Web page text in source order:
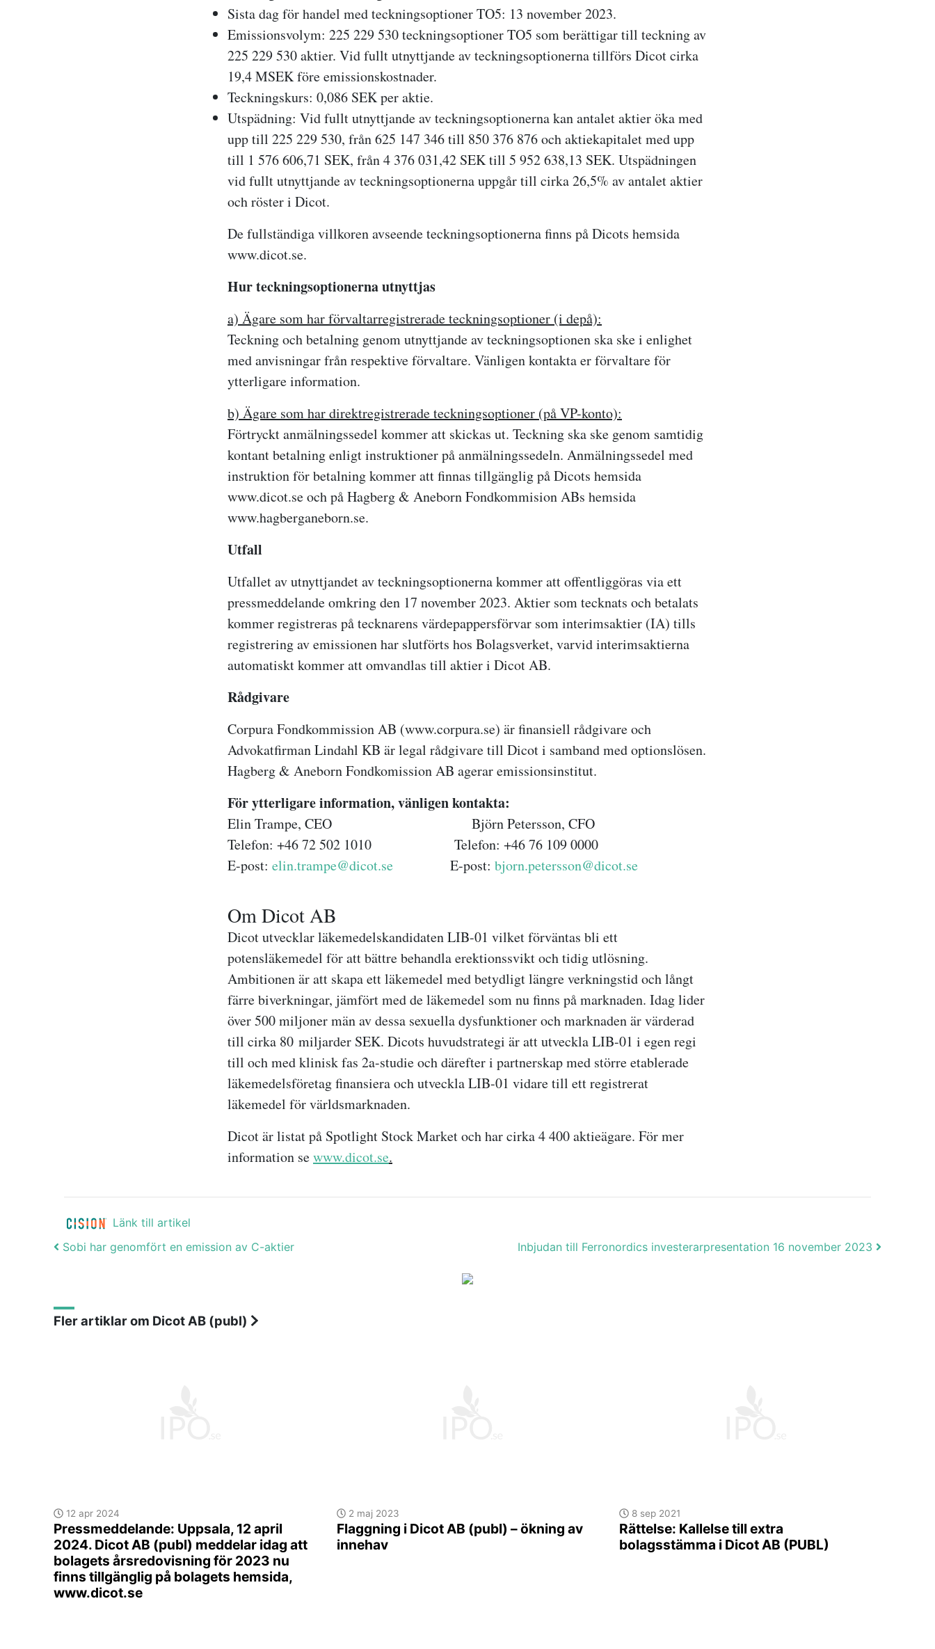
Sista dag för handel med teckningsoptioner TO5: 13 november 2023.
Emissionsvolym: 225 229 530 teckningsoptioner TO5 som berättigar till teckning av
225 229 530 aktier. Vid fullt utnyttjande av teckningsoptionerna tillförs Dicot cirka
19,4 MSEK före emissionskostnader.
Teckningskurs: 0,086 SEK per aktie.
Utspädning: Vid fullt utnyttjande av teckningsoptionerna kan antalet aktier öka med
upp till 225 229 530, från 625 147 346 till 850 376 876 och aktiekapitalet med upp
till 1 576 606,71 SEK, från4 376 031,42 SEK till 5 952 638,13 SEK. Utspädningen
vid fullt utnyttjande av teckningsoptionerna uppgår till cirka 26,5% av antalet aktier
och röster i Dicot.
De fullständiga villkoren avseende teckningsoptionerna finns på Dicots hemsida
www.dicot.se.
Hur teckningsoptionerna utnyttjas
a) Ägare som har förvaltarregistrerade teckningsoptioner (i depå):
Teckning och betalning genom utnyttjande av teckningsoptionen ska ske i enlighet
med anvisningar från respektive förvaltare. Vänligen kontakta er förvaltare för
ytterligare information.
b) Ägare som har direktregistrerade teckningsoptioner (på VP-konto):
Förtryckt anmälningssedel kommer att skickas ut. Teckning ska ske genom samtidig
kontant betalning enligt instruktioner på anmälningssedeln. Anmälningssedel med
instruktion för betalning kommer att finnas tillgänglig på Dicots hemsida
www.dicot.se och på Hagberg & Aneborn Fondkommision ABs hemsida
www.hagberganeborn.se.
Utfall
Utfallet av utnyttjandet av teckningsoptionerna kommer att offentliggöras via ett
pressmeddelande omkring den 17 november 2023. Aktier som tecknats och betalats
kommer registreras på tecknarens värdepappersförvar som interimsaktier (IA) tills
registrering av emissionen har slutförts hos Bolagsverket, varvid interimsaktierna
automatiskt kommer att omvandlas till aktier i Dicot AB.
Rådgivare
Corpura Fondkommission AB (www.corpura.se) är finansiell rådgivare och
Advokatfirman Lindahl KB är legal rådgivare till Dicot i samband med optionslösen.
Hagberg & Aneborn Fondkomission AB agerar emissionsinstitut.
För ytterligare information, vänligen kontakta:
Elin Trampe, CEO Björn Petersson, CFO
Telefon: +46 72 502 1010 Telefon: +46 76 109 0000
E-post: elin.trampe@dicot.se E-post: bjorn.petersson@dicot.se
Om Dicot AB
Dicot utvecklar läkemedelskandidaten LIB-01 vilket förväntas bli ett
potensläkemedel för att bättre behandla erektionssvikt och tidig utlösning.
Ambitionen är att skapa ett läkemedel med betydligt längre verkningstid och långt
färre biverkningar, jämfört med de läkemedel som nu finns på marknaden. Idag lider
över 500 miljoner män av dessa sexuella dysfunktioner och marknaden är värderad
till cirka 80 miljarder SEK. Dicots huvudstrategi är att utveckla LIB-01 i egen regi
till och med klinisk fas 2a-studie och därefter i partnerskap med större etablerade
läkemedelsföretag finansiera och utveckla LIB-01 vidare till ett registrerat
läkemedel för världsmarknaden.
Dicot är listat på Spotlight Stock Market och har cirka 4 400 aktieägare. För mer
information sewww.dicot.se.
Länk till artikel
Post navigation
Sobi har genomfört en emission av C-aktier Inbjudan till Ferronordics investerarpresentation 16 november 2023
Fler artiklar om Dicot AB (publ)
12 apr 2024
Pressmeddelande: Uppsala, 12 april
2024. Dicot AB (publ) meddelar idag att
bolagets årsredovisning för 2023 nu
finns tillgänglig på bolagets hemsida,
www.dicot.se
2 maj 2023
Flaggning i Dicot AB (publ) – ökning av
innehav
8 sep 2021
Rättelse: Kallelse till extra
bolagsstämma i Dicot AB (PUBL)